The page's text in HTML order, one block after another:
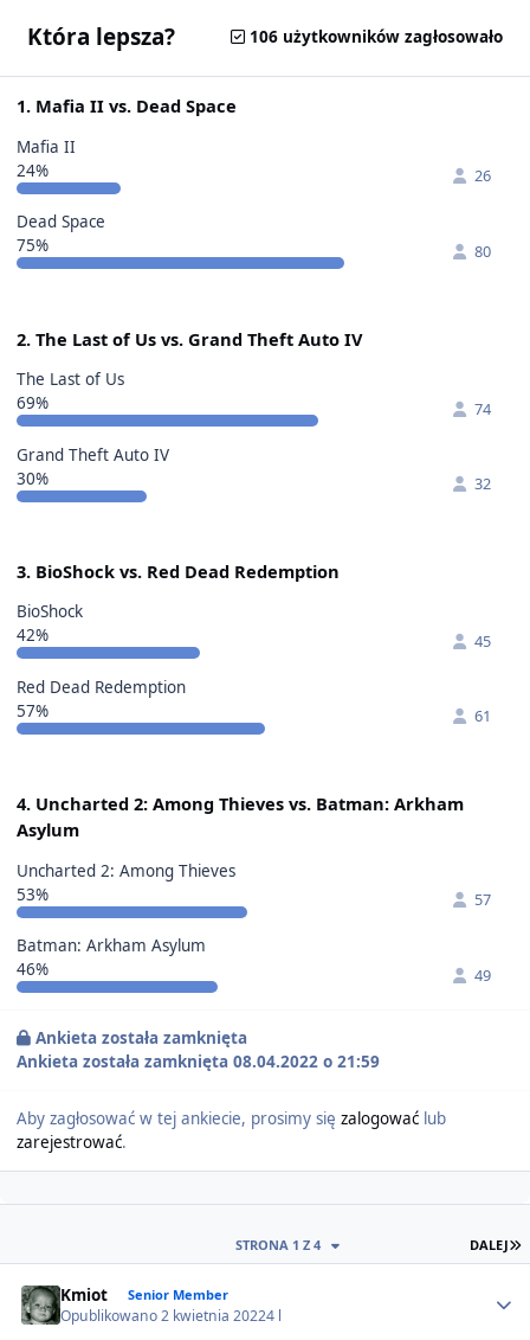
Która lepsza? 106 użytkowników zagłosowało
1. Mafia II vs. Dead Space
Mafia II
24%
26
Dead Space
75%
80
2. The Last of Us vs. Grand Theft Auto IV
The Last of Us
69%
74
Grand Theft Auto IV
30%
32
3. BioShock vs. Red Dead Redemption
BioShock
42%
45
Red Dead Redemption
57%
61
4. Uncharted 2: Among Thieves vs. Batman: Arkham
Asylum
Uncharted 2: Among Thieves
53%
57
Batman: Arkham Asylum
46%
49
Ankieta została zamknięta
Ankieta została zamknięta 08.04.2022 o 21:59
Aby zagłosować w tej ankiecie, prosimy się zalogowaćlub
zarejestrować.
DALEJ
STRONA 1 Z 4
Kmiot Senior Member
Opublikowano2 kwietnia 20224 l